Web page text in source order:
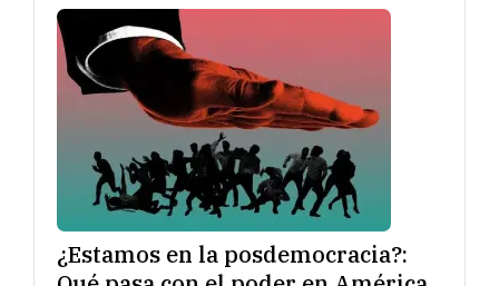
¿Estamos en la posdemocracia?: